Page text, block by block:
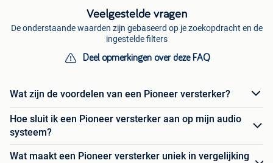
Veelgestelde vragen
De onderstaande waarden zijn gebaseerd op je zoekopdracht en de
ingestelde filters
Deel opmerkingen over deze FAQ
Wat zijn de voordelen van een Pioneer versterker?
Hoe sluit ik een Pioneer versterker aan op mijn audio
systeem?
Wat maakt een Pioneer versterker uniek in vergelijking